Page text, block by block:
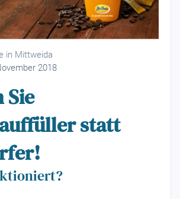
in Mittweida
2018
Sie
statt